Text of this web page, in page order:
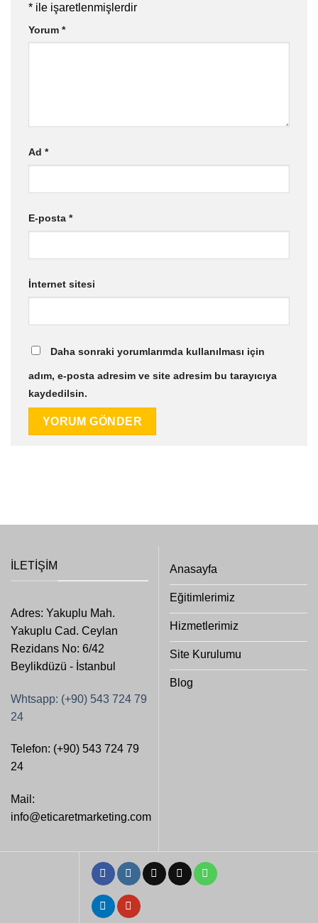
* ile işaretlenmişlerdir
Yorum *
Ad *
E-posta *
İnternet sitesi
Daha sonraki yorumlarımda kullanılması için
adım, e-posta adresim ve site adresim bu tarayıcıya
kaydedilsin.
İLETIŞIM
Adres: Yakuplu Mah.
Yakuplu Cad. Ceylan
Rezidans No: 6/42
Beylikdüzü - İstanbul
Whtsapp: (+90) 543 724 79
24
Telefon: (+90) 543 724 79
24
Mail:
info@eticaretmarketing.com
Anasayfa
Eğitimlerimiz
Hizmetlerimiz
Site Kurulumu
Blog